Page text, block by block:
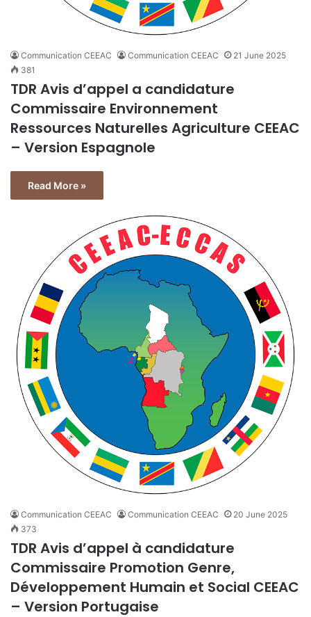
Communication CEEAC Communication CEEAC
21 June 2025
381
TDR Avis d’appel a candidature
Commissaire Environnement
Ressources Naturelles Agriculture CEEAC
– Version Espagnole
Read More »
Communication CEEAC Communication CEEAC
20 June 2025
373
TDR Avis d’appel à candidature
Commissaire Promotion Genre,
Développement Humain et Social CEEAC
– Version Portugaise